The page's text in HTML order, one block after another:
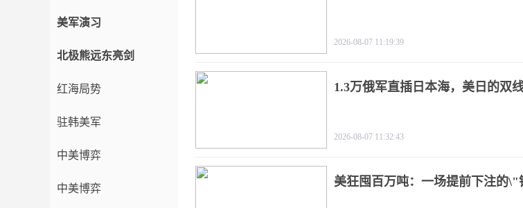
美军演习
北极熊远东亮剑
红海局势
驻韩美军
中美博弈
中美博弈
2026-08-07 11:19:39
1.3万俄军直插日本海，美日的双
2026-08-07 11:32:43
美狂囤百万吨：一场提前下注的\"